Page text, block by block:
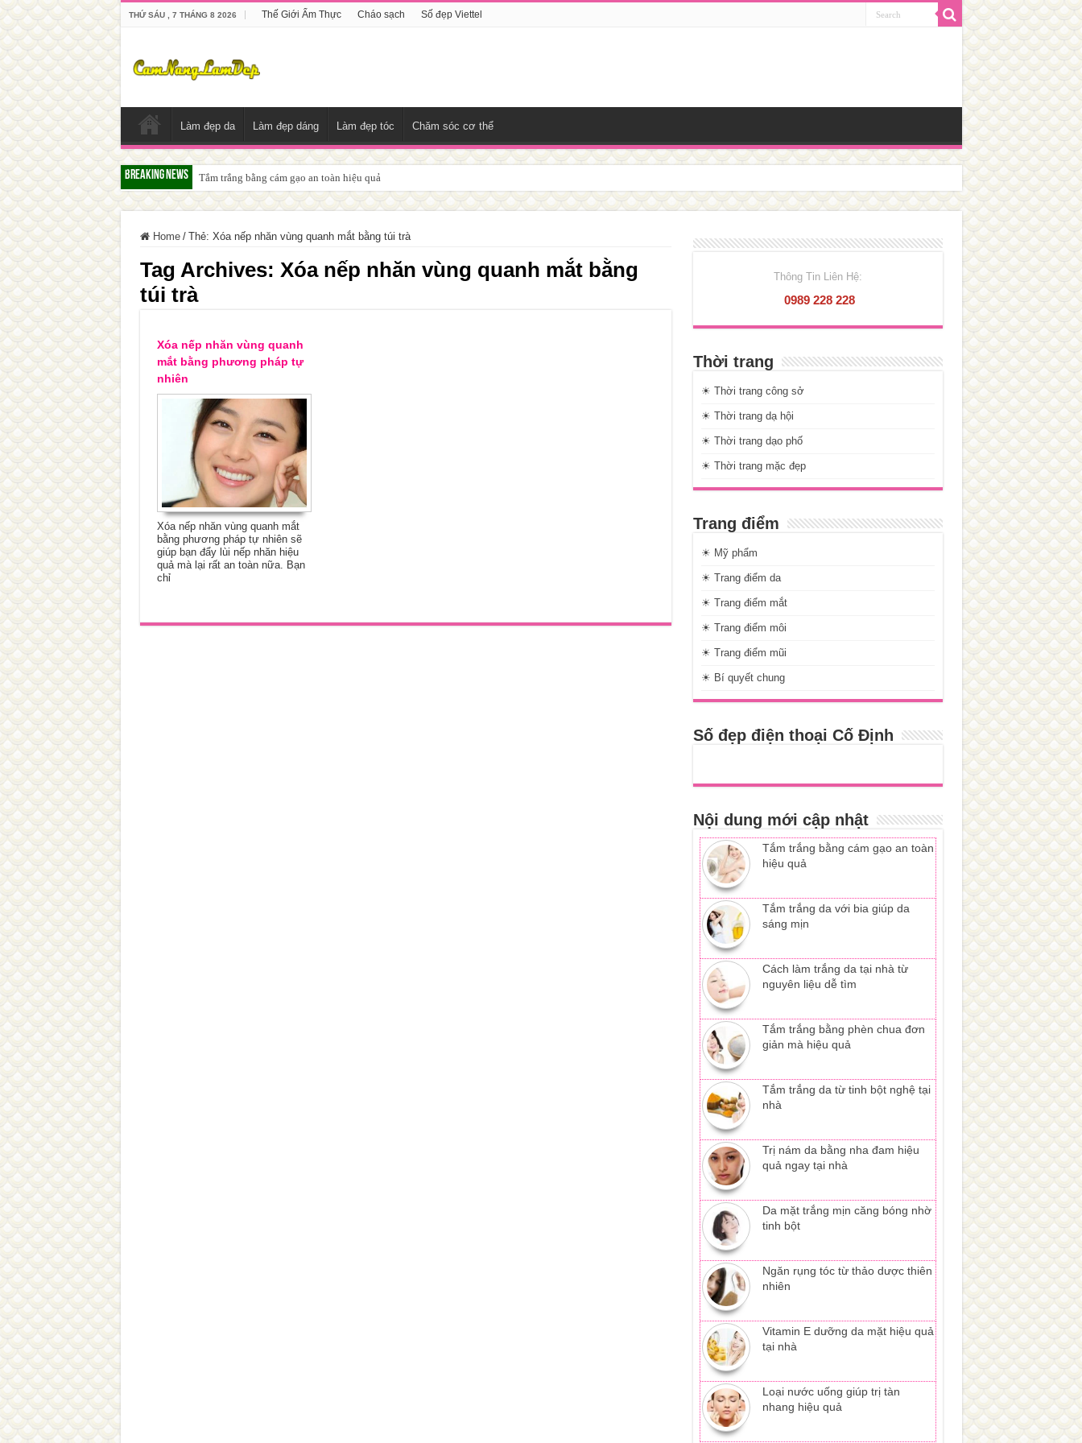
THỨ SÁU , 7 THÁNG 8 2026 Thế Giới Ẩm Thực Cháo sạch Số đẹp Viettel
Làm đẹp da Làm đẹp dáng Làm đẹp tóc Chăm sóc cơ thể
Breaking News Tắm trắng bằng cám gạo an toàn hiệu quả
Home / Thẻ: Xóa nếp nhăn vùng quanh mắt bằng túi trà
Tag Archives: Xóa nếp nhăn vùng quanh mắt bằng
túi trà
Xóa nếp nhăn vùng quanh
mắt bằng phương pháp tự
nhiên
Xóa nếp nhăn vùng quanh mắt
bằng phương pháp tự nhiên sẽ
giúp bạn đẩy lùi nếp nhăn hiệu
quả mà lại rất an toàn nữa. Bạn
chỉ
Thông Tin Liên Hệ:
0989 228 228
Thời trang
☀ Thời trang công sở
☀ Thời trang dạ hội
☀ Thời trang dạo phố
☀ Thời trang mặc đẹp
Trang điểm
☀ Mỹ phẩm
☀ Trang điểm da
☀ Trang điểm mắt
☀ Trang điểm môi
☀ Trang điểm mũi
☀ Bí quyết chung
Số đẹp điện thoại Cố Định
Nội dung mới cập nhật
Tắm trắng bằng cám gạo an toàn
hiệu quả
Tắm trắng da với bia giúp da
sáng mịn
Cách làm trắng da tại nhà từ
nguyên liệu dễ tìm
Tắm trắng bằng phèn chua đơn
giản mà hiệu quả
Tắm trắng da từ tinh bột nghệ tại
nhà
Trị nám da bằng nha đam hiệu
quả ngay tại nhà
Da mặt trắng mịn căng bóng nhờ
tinh bột
Ngăn rụng tóc từ thảo dược thiên
nhiên
Vitamin E dưỡng da mặt hiệu quả
tại nhà
Loại nước uống giúp trị tàn
nhang hiệu quả